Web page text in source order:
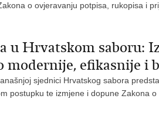
o ovjeravanju potpisa, rukopisa i
u Hrvatskom saboru:
modernije, efikasnije i
sjednici Hrvatskog sabora
postupku te izmjene i dopune Zakona o